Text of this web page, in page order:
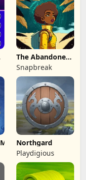
The Abandoned
Planet
Snapbreak
Northgard
Playdigious